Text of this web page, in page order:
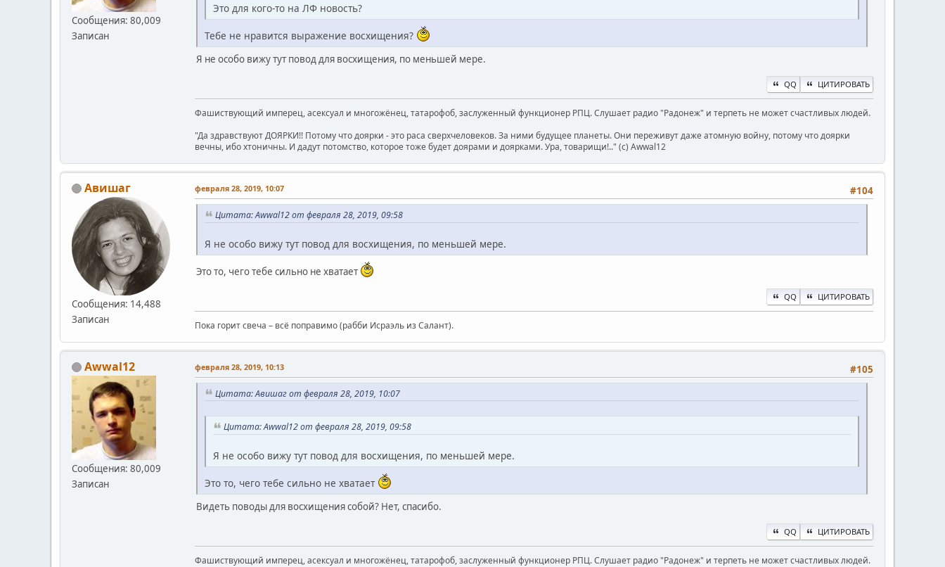
Сообщения: 80,009
Записан
Это для кого-то на ЛФ новость?
Тебе не нравится выражение восхищения?
Я не особо вижу тут повод для восхищения, по меньшей мере.
QQ ЦИТИРОВАТЬ
Фашиствующий имперец, асексуал и многожёнец, татарофоб, заслуженный функционер РПЦ. Слушает радио "Радонеж" и терпеть не может счастливых людей.
"Да здравствуют ДОЯРКИ!! Потому что доярки - это раса сверхчеловеков. За ними будущее планеты. Они переживут даже атомную войну, потому что доярки
вечны, ибо хтоничны. И дадут потомство, которое тоже будет доярами и доярками. Ура, товарищи!.." (c) Awwal12
Авишаг
Сообщения: 14,488
Записан
#104
февраля 28, 2019, 10:07
Цитата: Awwal12 от февраля 28, 2019, 09:58
Я не особо вижу тут повод для восхищения, по меньшей мере.
Это то, чего тебе сильно не хватает
QQ ЦИТИРОВАТЬ
Пока горит свеча – всё поправимо (рабби Исраэль из Салант).
Awwal12
Сообщения: 80,009
Записан
#105
февраля 28, 2019, 10:13
Цитата: Авишаг от февраля 28, 2019, 10:07
Цитата: Awwal12 от февраля 28, 2019, 09:58
Я не особо вижу тут повод для восхищения, по меньшей мере.
Это то, чего тебе сильно не хватает
Видеть поводы для восхищения собой? Нет, спасибо.
QQ ЦИТИРОВАТЬ
Фашиствующий имперец, асексуал и многожёнец, татарофоб, заслуженный функционер РПЦ. Слушает радио "Радонеж" и терпеть не может счастливых людей.